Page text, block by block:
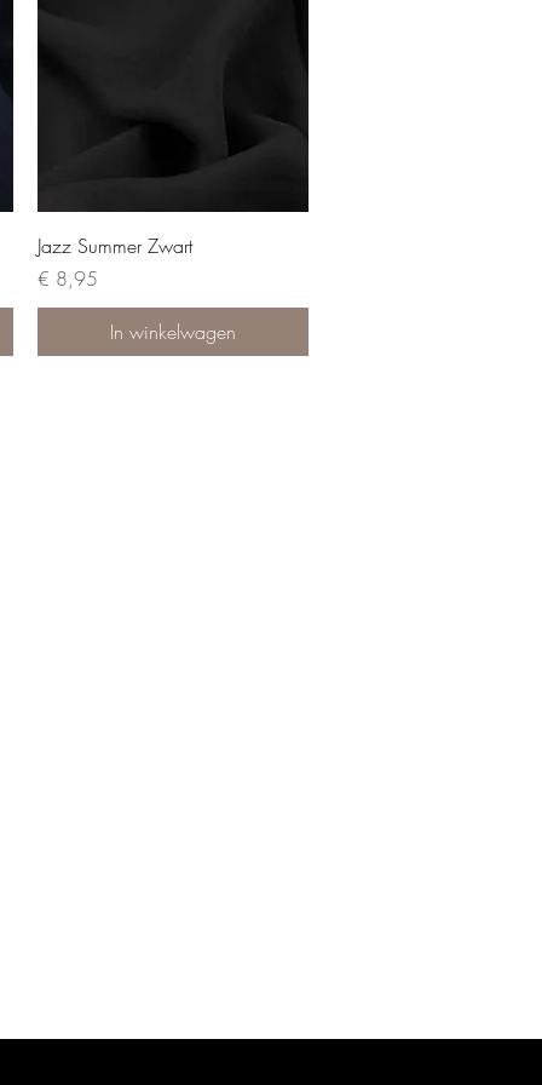
Jazz Summer Zwart
Prijs
€ 8,95
In winkelwagen